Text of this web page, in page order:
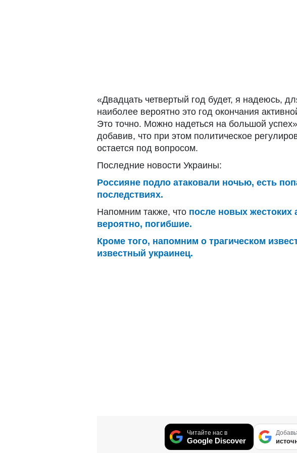
«Двадцать четвертый год будет, я надеюсь,
наиболее вероятно это год окончания
Это точно. Можно надеться на большой
добавив, что при этом политическое
остается под вопросом.
Последние новости Украины:
Россияне подло атаковали ночью, есть
последствиях.
Напомним также, что после новых жестоких
вероятно, погибшие.
Кроме того, напомним о трагическом
известный украинец.
Читайте нас в
Google Discover